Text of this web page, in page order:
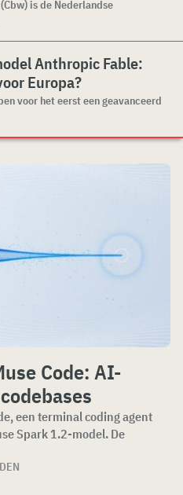
is de Nederlandse
Anthropic Fable:
Europa?
voor het eerst een geavanceerd
Code: AI-
een terminal coding agent
Spark 1.2-model. De